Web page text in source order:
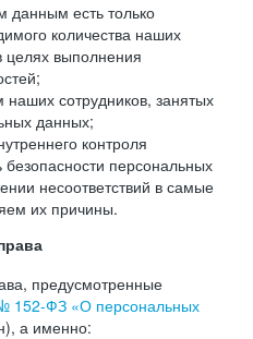
данным есть только
количества наших
целях выполнения
сотрудников, занятых
данных;
контроля
персональных
несоответствий в самые
их причины.
предусмотренные
152-ФЗ «О персональных
а именно: